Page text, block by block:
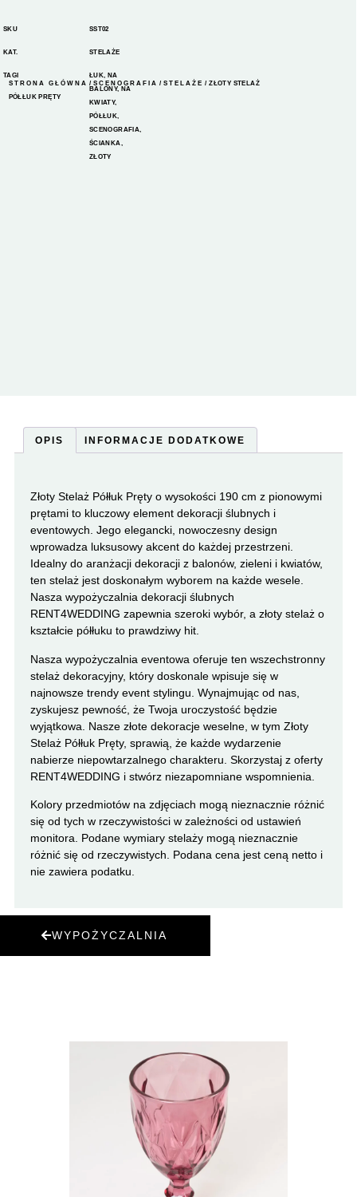
SKU SST02
KAT. STELAŻE
TAGI ŁUK, NA
BALONY, NA
KWIATY,
PÓŁŁUK,
SCENOGRAFIA,
ŚCIANKA,
ZŁOTY
STRONA GŁÓWNA / SCENOGRAFIA /STELAŻE / ZŁOTY STELAŻ
PÓŁŁUK PRĘTY
OPIS INFORMACJE DODATKOWE
Złoty Stelaż Półłuk Pręty o wysokości 190 cm z pionowymi
prętami to kluczowy element dekoracji ślubnych i
eventowych. Jego elegancki, nowoczesny design
wprowadza luksusowy akcent do każdej przestrzeni.
Idealny do aranżacji dekoracji z balonów, zieleni i kwiatów,
ten stelaż jest doskonałym wyborem na każde wesele.
Nasza wypożyczalnia dekoracji ślubnych
RENT4WEDDING zapewnia szeroki wybór, a złoty stelaż o
kształcie półłuku to prawdziwy hit.
Nasza wypożyczalnia eventowa oferuje ten wszechstronny
stelaż dekoracyjny, który doskonale wpisuje się w
najnowsze trendy event stylingu. Wynajmując od nas,
zyskujesz pewność, że Twoja uroczystość będzie
wyjątkowa. Nasze złote dekoracje weselne, w tym Złoty
Stelaż Półłuk Pręty, sprawią, że każde wydarzenie
nabierze niepowtarzalnego charakteru. Skorzystaj z oferty
RENT4WEDDING i stwórz niezapomniane wspomnienia.
Kolory przedmiotów na zdjęciach mogą nieznacznie różnić
się od tych w rzeczywistości w zależności od ustawień
monitora. Podane wymiary stelaży mogą nieznacznie
różnić się od rzeczywistych. Podana cena jest ceną netto i
nie zawiera podatku.
WYPOŻYCZALNIA